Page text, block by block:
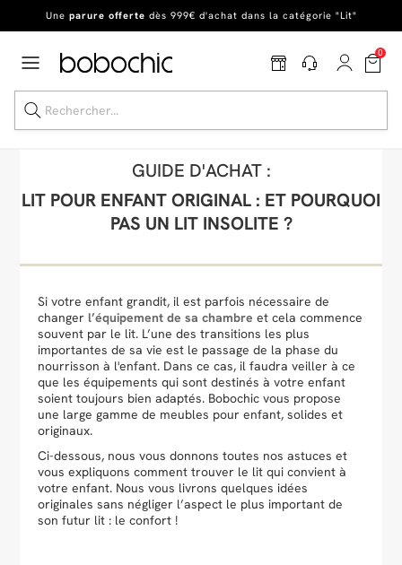
En ce moment, profitez d'un tapis offert dès 1299€ de canapé
Dernière chance de profiter de nos prix réduits jusqu'à -50%
Excellent
0
Dernière chance jusqu'à -50%
Nos Best-sellers
Nouveautés
Livraison rapide
Vos intérieurs
Facilité de paiements
Livraison
GUIDE D'ACHAT :
LIT POUR ENFANT ORIGINAL : ET POURQUOI
PAS UN LIT INSOLITE ?
Si votre enfant grandit, il est parfois nécessaire de
changerl’équipement de sa chambre et cela commence
souvent par le lit. L’une des transitions les plus
importantes de sa vie est le passage de la phase du
nourrisson à l'enfant. Dans ce cas, il faudra veiller à ce
que les équipements qui sont destinés à votre enfant
soient toujours bien adaptés. Bobochic vous propose
une large gamme de meubles pour enfant, solides et
originaux.
Ci-dessous, nous vous donnons toutes nos astuces et
vous expliquons comment trouver le lit qui convient à
votre enfant. Nous vous livrons quelques idées
originales sans négliger l’aspect le plus important de
son futur lit : le confort !